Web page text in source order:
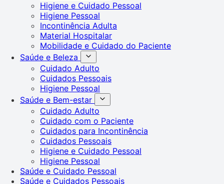
Higiene e Cuidado Pessoal
Higiene Pessoal
Incontinência Adulta
Material Hospitalar
Mobilidade e Cuidado do Paciente
Saúde e Beleza
Cuidado Adulto
Cuidados Pessoais
Higiene Pessoal
Saúde e Bem-estar
Cuidado Adulto
Cuidado com o Paciente
Cuidados para Incontinência
Cuidados Pessoais
Higiene e Cuidado Pessoal
Higiene Pessoal
Saúde e Cuidado Pessoal
Saúde e Cuidados Pessoais